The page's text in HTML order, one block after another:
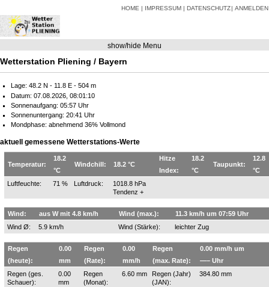
HOME IMPRESSUM DATENSCHUTZ ANMELDEN
show/hide Menu
Wetterstation Pliening / Bayern
Lage: 48.2 N - 11.8 E - 504 m
Datum: 07.08.2026, 08:01:10
Sonnenaufgang: 05:57 Uhr
Sonnenuntergang: 20:41 Uhr
Mondphase: abnehmend 36% Vollmond
aktuell gemessene Wetterstations-Werte
Temperatur:
18.2
°C
Windchill: 18.2 °C
Hitze
Index:
18.2
°C
Taupunkt:
12.8
°C
Luftfeuchte:
71 % Luftdruck:
1018.8 hPa
Tendenz +
Wind: aus W mit 4.8 km/h Wind (max.):
11.3 km/h um 07:59 Uhr
Wind Ø:
5.9 km/h Wind (Stärke): leichter Zug
Regen
(heute):
0.00
mm
Regen
(Rate):
0.00
mm/h
Regen
(max. Rate):
0.00 mm/h um
—– Uhr
Regen (ges.
Schauer):
0.00
mm
Regen
(Monat):
6.60 mm
Regen (Jahr)
(JAN):
384.80 mm